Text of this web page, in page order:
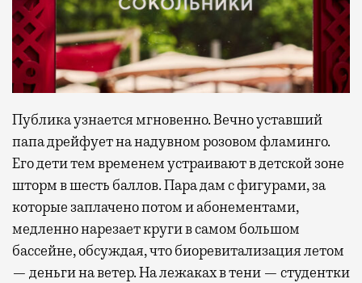
Публика узнается мгновенно. Вечно уставший
папа дрейфует на надувном розовом фламинго.
Его дети тем временем устраивают в детской зоне
шторм в шесть баллов. Пара дам с фигурами, за
которые заплачено потом и абонементами,
медленно нарезает круги в самом большом
бассейне, обсуждая, что биоревитализация летом
— деньги на ветер. На лежаках в тени — студентки